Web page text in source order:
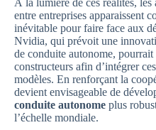
À la lumière de ces réalités, les
entre entreprises apparaissent
inévitable pour faire face aux
Nvidia, qui prévoit une
de conduite autonome, pourrait
constructeurs afin d’intégrer
modèles. En renforçant la
devient envisageable de
conduite autonome plus
l’échelle mondiale.